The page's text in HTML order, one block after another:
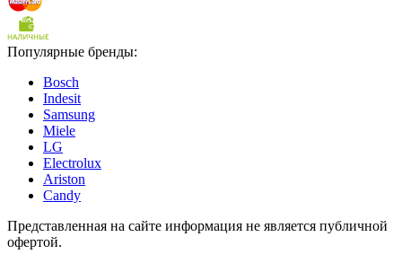
Популярные бренды:
Bosch
Indesit
Samsung
Miele
LG
Electrolux
Ariston
Candy
Представленная на сайте информация не является публичной
офертой.